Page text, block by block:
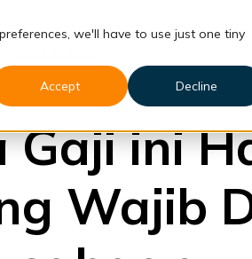
we'll have to use just one tiny
Accept
Decline
Employment
Gaji ini
Wajib